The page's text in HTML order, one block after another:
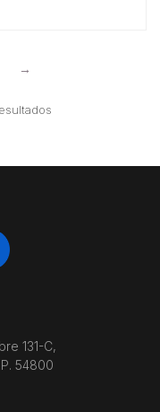
→
Ordenado
131-C,
54800